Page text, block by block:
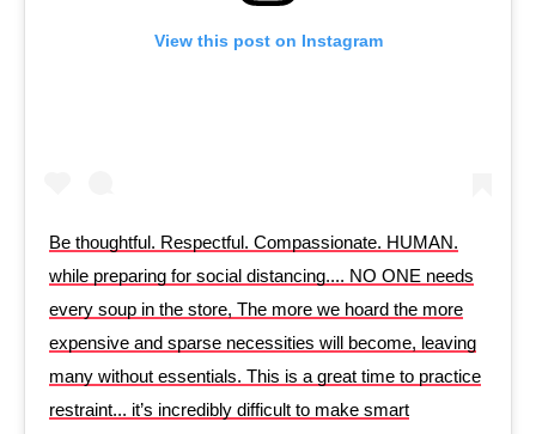
View this post on Instagram
Be thoughtful. Respectful. Compassionate. HUMAN.
while preparing for social distancing.... NO ONE needs
every soup in the store, The more we hoard the more
expensive and sparse necessities will become, leaving
many without essentials. This is a great time to practice
restraint... it’s incredibly difficult to make smart